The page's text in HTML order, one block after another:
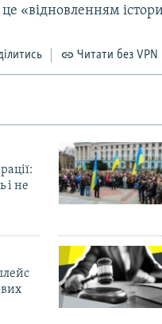
«відновленням
Читати без VPN
і не